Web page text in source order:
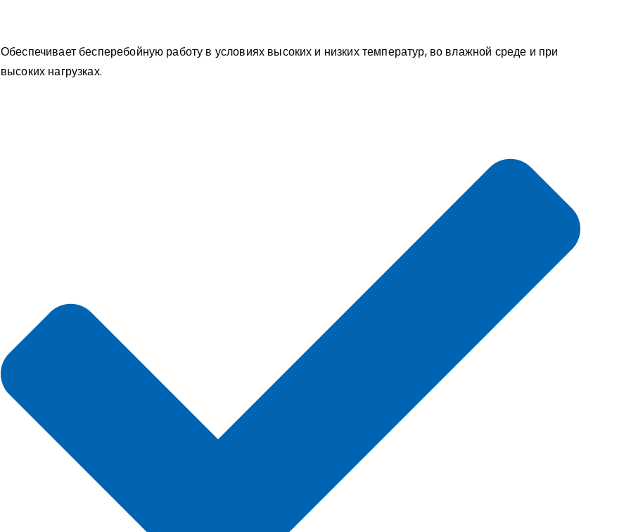
Обеспечивает бесперебойную работу в условиях высоких и низких температур, во влажной среде и при
высоких нагрузках.